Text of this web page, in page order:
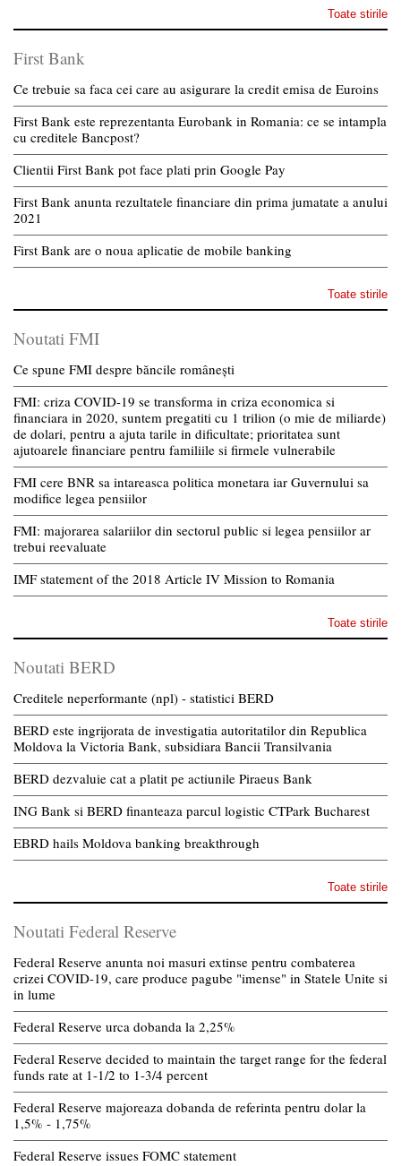
Toate stirile
First Bank
Ce trebuie sa faca cei care au asigurare la credit emisa de Euroins
First Bank este reprezentanta Eurobank in Romania: ce se intampla
cu creditele Bancpost?
Clientii First Bank pot face plati prin Google Pay
First Bank anunta rezultatele financiare din prima jumatate a anului
2021
First Bank are o noua aplicatie de mobile banking
Toate stirile
Noutati FMI
Ce spune FMI despre băncile românești
FMI: criza COVID-19 se transforma in criza economica si
financiara in 2020, suntem pregatiti cu 1 trilion (o mie de miliarde)
de dolari, pentru a ajuta tarile in dificultate; prioritatea sunt
ajutoarele financiare pentru familiile si firmele vulnerabile
FMI cere BNR sa intareasca politica monetara iar Guvernului sa
modifice legea pensiilor
FMI: majorarea salariilor din sectorul public si legea pensiilor ar
trebui reevaluate
IMF statement of the 2018 Article IV Mission to Romania
Toate stirile
Noutati BERD
Creditele neperformante (npl) - statistici BERD
BERD este ingrijorata de investigatia autoritatilor din Republica
Moldova la Victoria Bank, subsidiara Bancii Transilvania
BERD dezvaluie cat a platit pe actiunile Piraeus Bank
ING Bank si BERD finanteaza parcul logistic CTPark Bucharest
EBRD hails Moldova banking breakthrough
Toate stirile
Noutati Federal Reserve
Federal Reserve anunta noi masuri extinse pentru combaterea
crizei COVID-19, care produce pagube "imense" in Statele Unite si
in lume
Federal Reserve urca dobanda la 2,25%
Federal Reserve decided to maintain the target range for the federal
funds rate at 1-1/2 to 1-3/4 percent
Federal Reserve majoreaza dobanda de referinta pentru dolar la
1,5% - 1,75%
Federal Reserve issues FOMC statement